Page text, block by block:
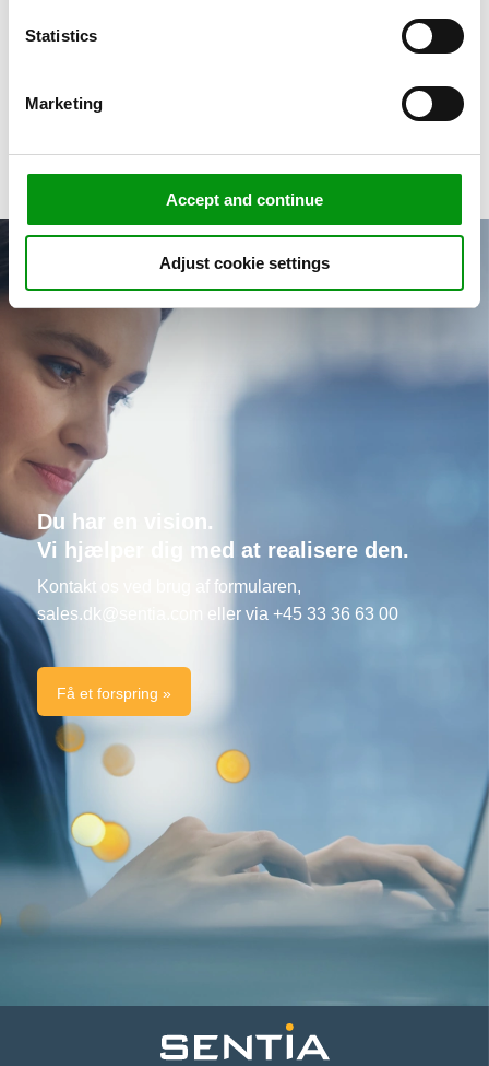
Statistics
Marketing
Accept and continue
Adjust cookie settings
Få et forspring med Sentia News
Du har en vision.
Vi hjælper dig med at realisere den.
Kontakt os ved brug af formularen,
sales.dk@sentia.com
eller via +45 33 36 63 00
Få et forspring »